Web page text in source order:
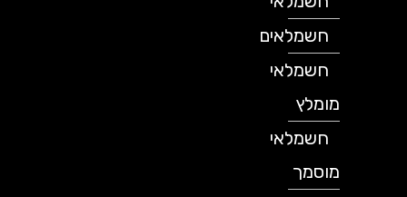
חשמלאים
חשמלאי
מומלץ
חשמלאי
מוסמך